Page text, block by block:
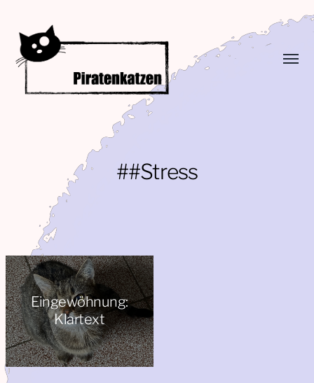
Piratenkatzen
Menü
##Stress
Eingewöhnung:
Klartext